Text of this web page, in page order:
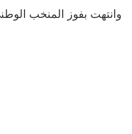
وانتهت بفوز المنخب الوطني